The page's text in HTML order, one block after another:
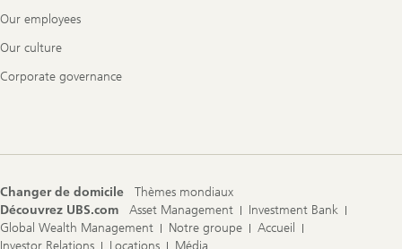
Our employees
Our culture
Corporate governance
Changer de domicile
Thèmes mondiaux
Découvrez UBS.com
Asset Management
Investment Bank
Global Wealth Management
Notre groupe
Accueil
Investor Relations
Locations Média